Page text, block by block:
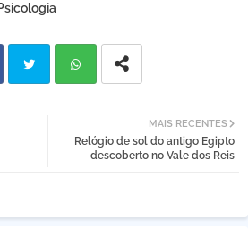
atsa
MAIS RECENTES
Relógio de sol do antigo Egipto
descoberto no Vale dos Reis